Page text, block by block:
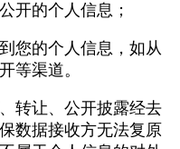
开的个人信息；
您的个人信息，如从
等渠道。
转让、公开披露经去
数据接收方无法复原